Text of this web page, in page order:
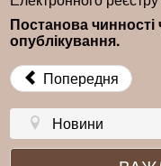
Постанова чинності
опублікування.
Попередня
Новини